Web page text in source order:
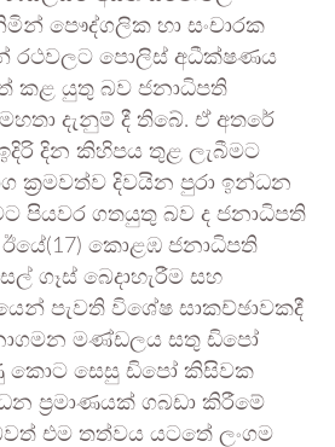
පෞද්ගලික හා සංචාරක
රථවලට පොලිස් අධීක්ෂණය
කළ යුතු බව ජනාධිපති
දැනුම් දී තිබේ. ඒ අතරේ
දින කිහිපය තුළ ලැබීමට
දිවයින පුරා ඉන්ධන
පියවර ගතයුතු බව ද ජනාධිපති
ඊයේ(17) කොළඹ ජනාධිපති
ගෑස් බෙදාහැරීම සහ
පැවති විශේෂ සාකච්ඡාවකදී
මණ්ඩලය සතු ඩිපෝ
කොට සෙසු ඩිපෝ කිසිවක
ප්‍රමාණයක් ගබඩා කිරීමේ
එම තත්වය යටතේ ලංගම